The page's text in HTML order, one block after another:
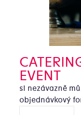
EVENT
si nezávazně
objednávkový